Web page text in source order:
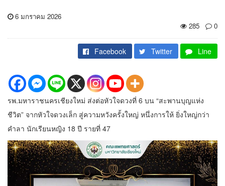
6 มกราคม 2026
285
0
Facebook Twitter Line
รพ.มหาราชนครเชียงใหม่ ส่งต่อหัวใจดวงที่ 6 บน “สะพานบุญแห่ง
ชีวิต” จากหัวใจดวงเล็ก สู่ความหวังครั้งใหญ่ หนึ่งการให้ ยิ่งใหญ่กว่า
คำลา นักเรียนหญิง 18 ปี รายที่ 47